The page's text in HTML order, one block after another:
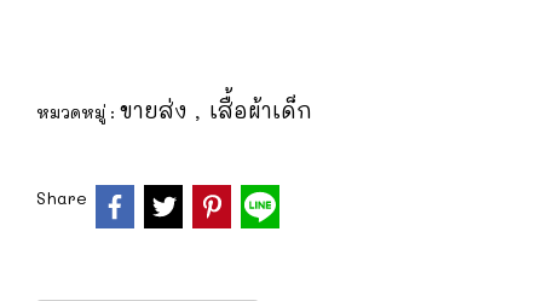
หมวดหมู่ : ขายส่ง , เสื้อผ้าเด็ก
Share